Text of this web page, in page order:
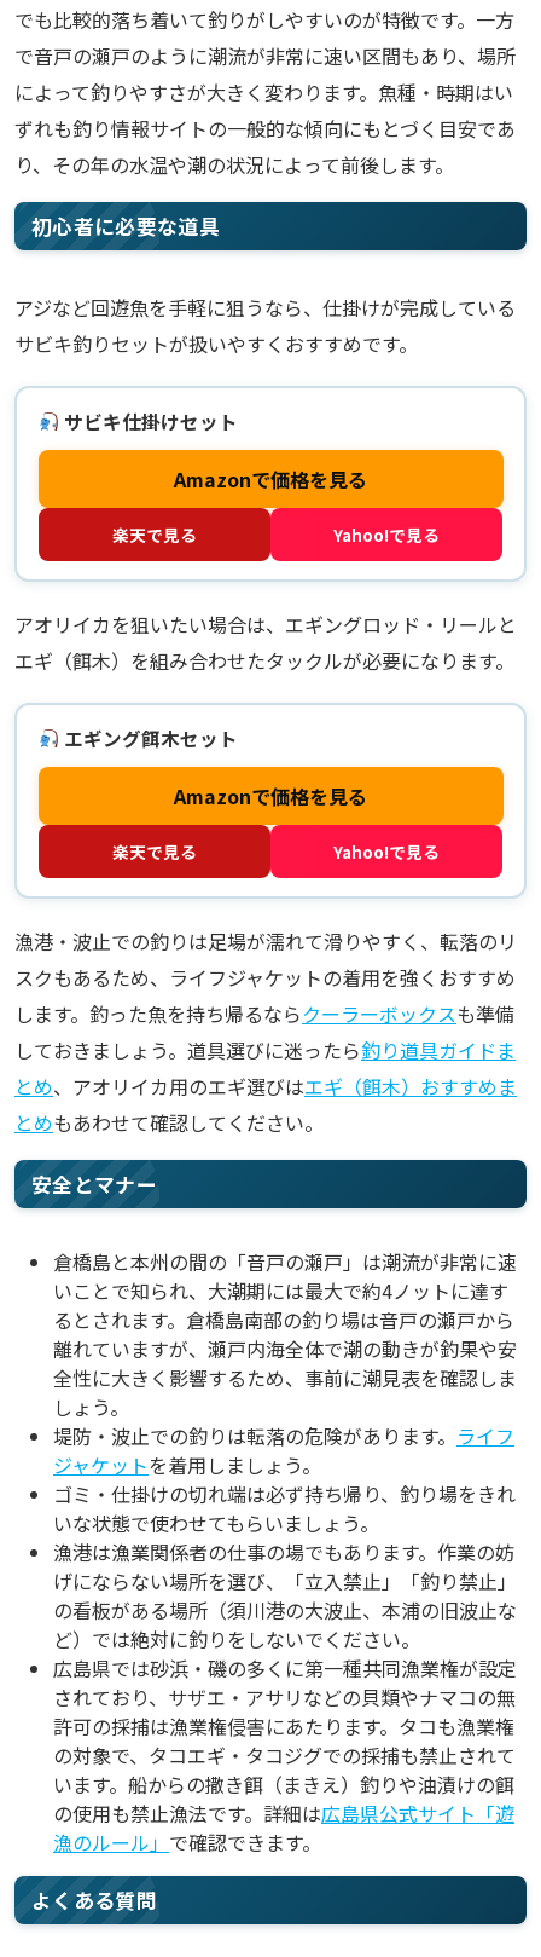
でも比較的落ち着いて釣りがしやすいのが特徴です。一方
で音戸の瀬戸のように潮流が非常に速い区間もあり、場所
によって釣りやすさが大きく変わります。魚種・時期はい
ずれも釣り情報サイトの一般的な傾向にもとづく目安であ
り、その年の水温や潮の状況によって前後します。
初心者に必要な道具
アジなど回遊魚を手軽に狙うなら、仕掛けが完成している
サビキ釣りセットが扱いやすくおすすめです。
サビキ仕掛けセット
Amazonで価格を見る
楽天で見る Yahoo!で見る
アオリイカを狙いたい場合は、エギングロッド・リールと
エギ（餌木）を組み合わせたタックルが必要になります。
エギング餌木セット
Amazonで価格を見る
楽天で見る Yahoo!で見る
漁港・波止での釣りは足場が濡れて滑りやすく、転落のリ
スクもあるため、ライフジャケットの着用を強くおすすめ
します。釣った魚を持ち帰るならクーラーボックスも準備
しておきましょう。道具選びに迷ったら釣り道具ガイドま
とめ、アオリイカ用のエギ選びはエギ（餌木）おすすめま
とめもあわせて確認してください。
安全とマナー
倉橋島と本州の間の「音戸の瀬戸」は潮流が非常に速
いことで知られ、大潮期には最大で約4ノットに達す
るとされます。倉橋島南部の釣り場は音戸の瀬戸から
離れていますが、瀬戸内海全体で潮の動きが釣果や安
全性に大きく影響するため、事前に潮見表を確認しま
しょう。
堤防・波止での釣りは転落の危険があります。 ライフ
ジャケットを着用しましょう。
ゴミ・仕掛けの切れ端は必ず持ち帰り、釣り場をきれ
いな状態で使わせてもらいましょう。
漁港は漁業関係者の仕事の場でもあります。作業の妨
げにならない場所を選び、「立入禁止」「釣り禁止」
の看板がある場所（須川港の大波止、本浦の旧波止な
ど）では絶対に釣りをしないでください。
広島県では砂浜・磯の多くに第一種共同漁業権が設定
されており、サザエ・アサリなどの貝類やナマコの無
許可の採捕は漁業権侵害にあたります。タコも漁業権
の対象で、タコエギ・タコジグでの採捕も禁止されて
います。船からの撒き餌（まきえ）釣りや油漬けの餌
の使用も禁止漁法です。詳細は広島県公式サイト「遊
漁のルール」 で確認できます。
よくある質問